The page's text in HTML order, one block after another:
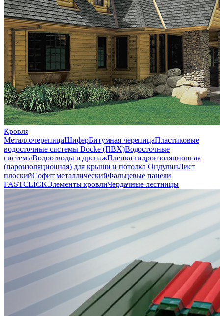
Кровля
МеталлочерепицаШиферБитумная черепицаПластиковые
водосточные системы Docke (ПВХ)Водосточные
системыВодоотводы и дренажПленка гидроизоляционная
(пароизоляционная) для крыши и потолка ОндулинЛист
плоскийСофит металлическийФальцевые панели
FASTCLICKЭлементы кровлиЧердачные лестницы